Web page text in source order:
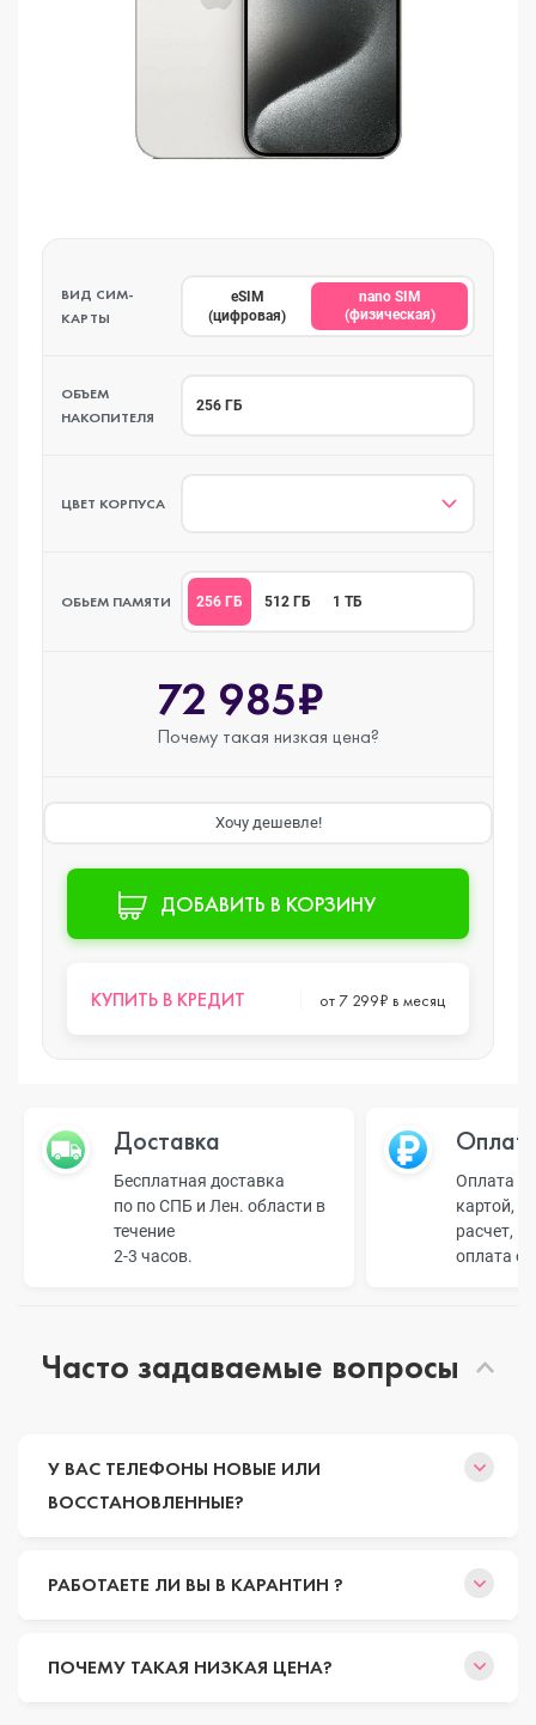
ВИД СИМ-
КАРТЫ
eSIM
(цифровая)
nano SIM
(физическая)
ОБЪЕМ
НАКОПИТЕЛЯ
256 ГБ
ЦВЕТ КОРПУСА
ОБЬЕМ ПАМЯТИ 256 ГБ 512 ГБ 1 ТБ
72 985₽
Почему такая низкая цена?
Хочу дешевле!
ДОБАВИТЬ В КОРЗИНУ
КУПИТЬ В КРЕДИТ от 7 299₽ в месяц
Доставка
Бесплатная доставка
по по СПБ и Лен. области в
течение
2-3 часов.
Оплата
картой,
расчет,
оплата
Часто задаваемые вопросы
У ВАС ТЕЛЕФОНЫ НОВЫЕ ИЛИ
ВОССТАНОВЛЕННЫЕ?
РАБОТАЕТЕ ЛИ ВЫ В КАРАНТИН ?
ПОЧЕМУ ТАКАЯ НИЗКАЯ ЦЕНА?